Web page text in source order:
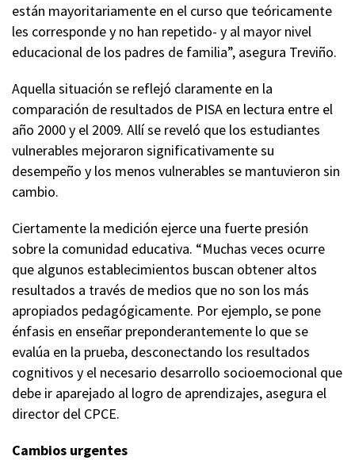
están mayoritariamente en el curso que teóricamente
les corresponde y no han repetido- y al mayor nivel
educacional de los padres de familia”, asegura Treviño.
Aquella situación se reflejó claramente en la
comparación de resultados de PISA en lectura entre el
año 2000 y el 2009. Allí se reveló que los estudiantes
vulnerables mejoraron significativamente su
desempeño y los menos vulnerables se mantuvieron sin
cambio.
Ciertamente la medición ejerce una fuerte presión
sobre la comunidad educativa. “Muchas veces ocurre
que algunos establecimientos buscan obtener altos
resultados a través de medios que no son los más
apropiados pedagógicamente. Por ejemplo, se pone
énfasis en enseñar preponderantemente lo que se
evalúa en la prueba, desconectando los resultados
cognitivos y el necesario desarrollo socioemocional que
debe ir aparejado al logro de aprendizajes, asegura el
director del CPCE.
Cambios urgentes